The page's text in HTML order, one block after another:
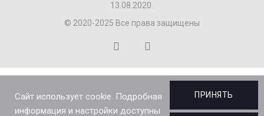
Сайт использует cookie. Подробная
информация и настройки доступны
ПРИНЯТЬ
13.08.2020.
© 2020-2025 Все права защищены